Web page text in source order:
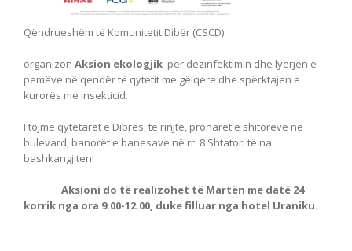
Qëndrueshëm të Komunitetit Dibër (CSCD)
organizon Aksion ekologjik për dezinfektimin dhe lyerjen e
pemëve në qendër të qytetit me gëlqere dhe spërktajen e
kurorës me insekticid.
Ftojmë qytetarët e Dibrës, të rinjtë, pronarët e shitoreve në
bulevard, banorët e banesave në rr. 8 Shtatori të na
bashkangjiten!
Aksioni do të realizohet të Martën me datë 24
korrik nga ora 9.00-12.00, duke filluar nga hotel Uraniku.